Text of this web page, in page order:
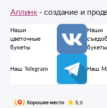
Аплинк- создание и
Наши
цветочные
букеты
Наши
букеты
Наш Telegram Наш